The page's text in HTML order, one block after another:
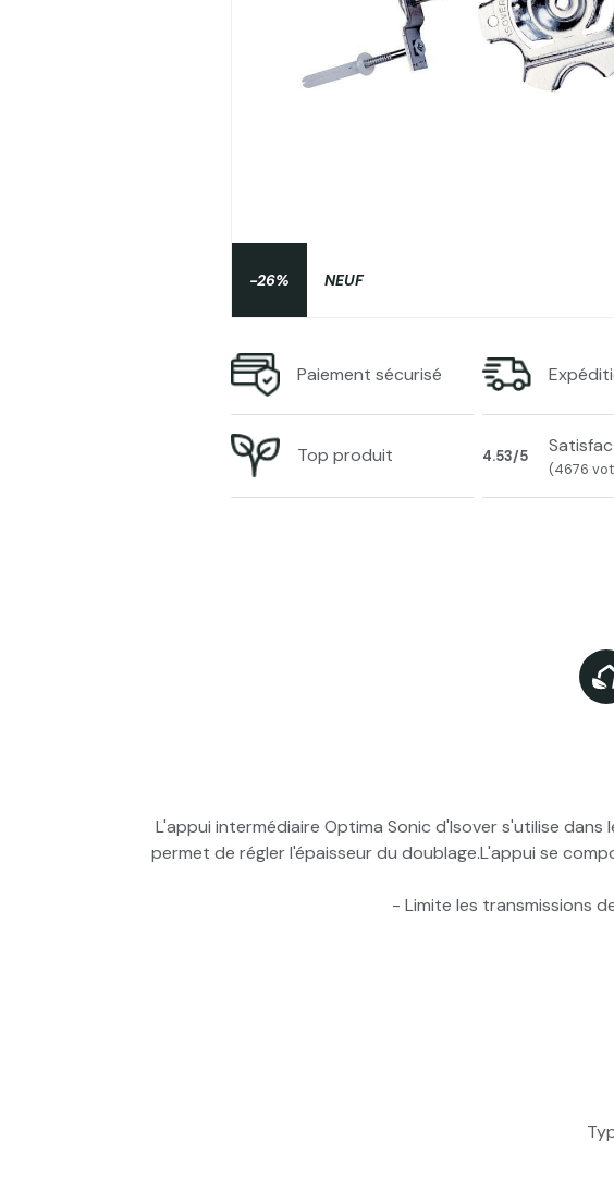
-26% NEUF
Paiement sécurisé
Top produit 4.53/5
(4676
L'appui intermédiaire Optima Sonic d'Isover s'utilise
permet de régler l'épaisseur du doublage.L'appui se
- Limite les transmissions